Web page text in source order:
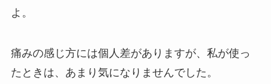
よ。
痛みの感じ方には個人差がありますが、私が使っ
たときは、あまり気になりませんでした。